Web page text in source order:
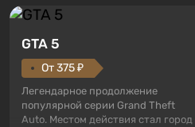
GTA 5
От 375 ₽
Легендарное продолжение
популярной серии Grand Theft
Auto. Местом действия стал город